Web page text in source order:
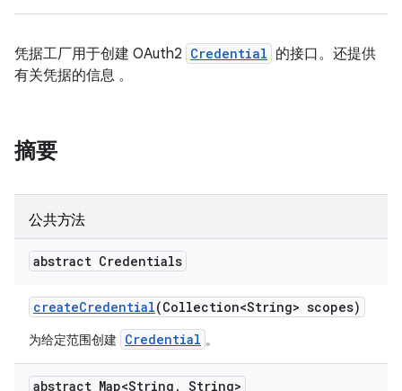
凭据工厂用于创建 OAuth2 Credential 的接口。还提供
有关凭据的信息 。
摘要
公共方法
abstract Credentials
createCredential(Collection<String> scopes)
为给定范围创建 Credential 。
abstract Map<String , String>